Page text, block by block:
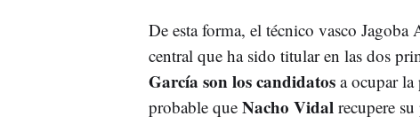
De esta forma, el técnico vasco Jagoba
central que ha sido titular en las dos
García son los candidatosa ocupar la
probable queNacho Vidal recupere